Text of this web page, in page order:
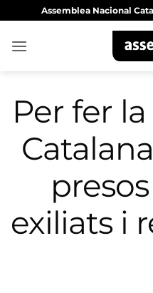
content
Assemblea Nacional
Per fer
exiliats i